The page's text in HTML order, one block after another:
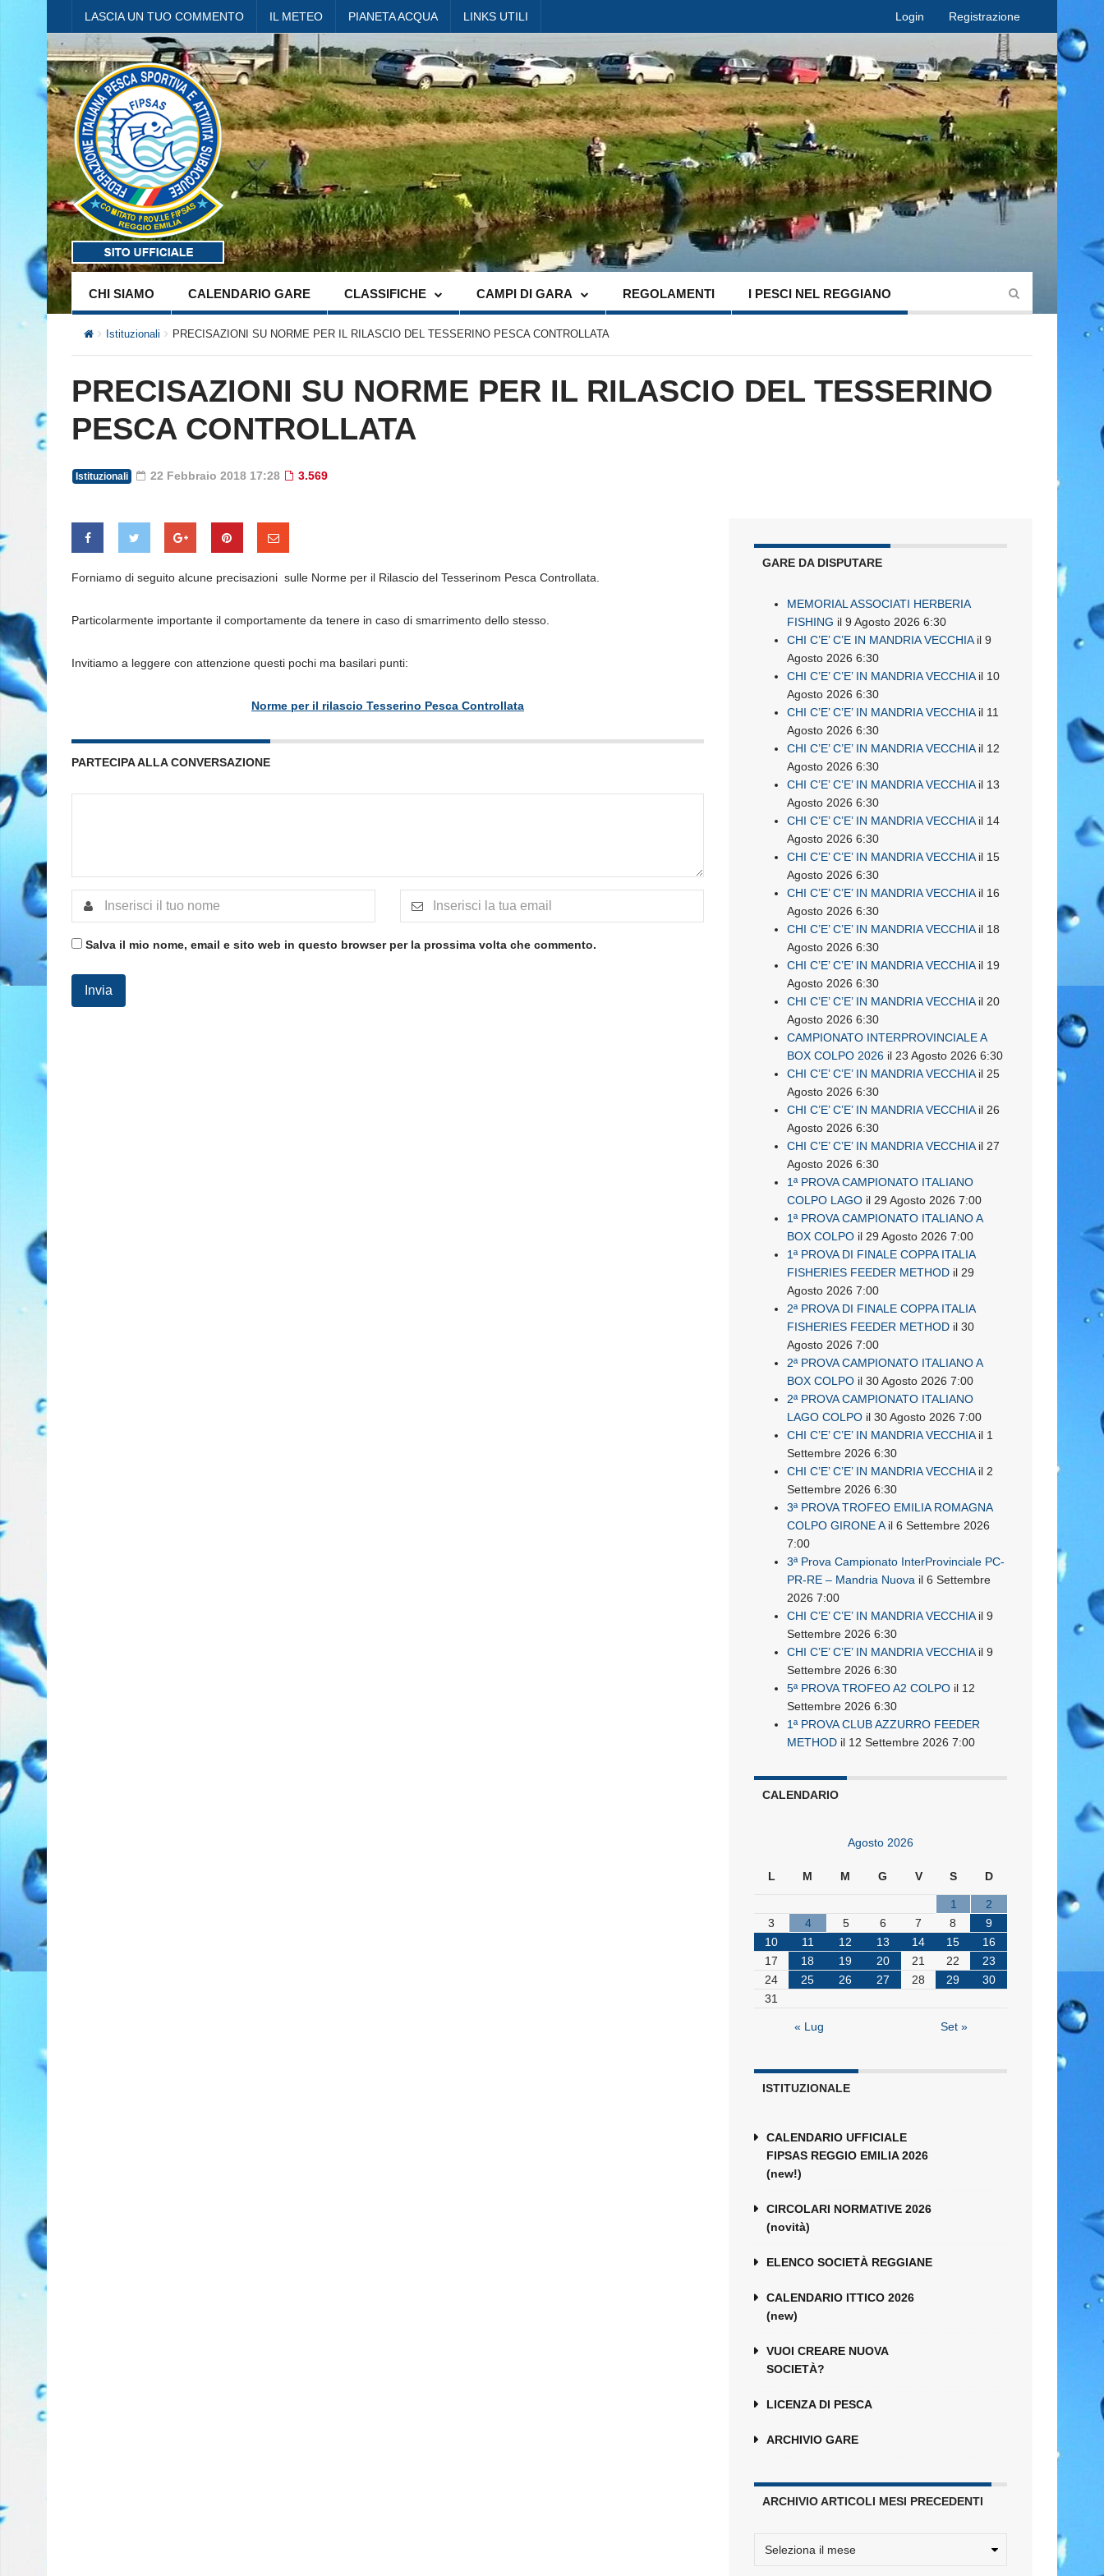
LASCIA UN TUO COMMENTO IL METEO PIANETA ACQUA LINKS UTILI Login Registrazione
CHI SIAMO CALENDARIO GARE CLASSIFICHE CAMPI DI GARA REGOLAMENTI I PESCI NEL REGGIANO
Istituzionali PRECISAZIONI SU NORME PER IL RILASCIO DEL TESSERINO PESCA CONTROLLATA
PRECISAZIONI SU NORME PER IL RILASCIO DEL TESSERINO
PESCA CONTROLLATA
Istituzionali 22 Febbraio 2018 17:28 3.569
Forniamo di seguito alcune precisazioni sulle Norme per il Rilascio del Tesserinom Pesca Controllata.
Particolarmente importante il comportamente da tenere in caso di smarrimento dello stesso.
Invitiamo a leggere con attenzione questi pochi ma basilari punti:
Norme per il rilascio Tesserino Pesca Controllata
PARTECIPA ALLA CONVERSAZIONE
Salva il mio nome, email e sito web in questo browser per la prossima volta che commento.
GARE DA DISPUTARE
MEMORIAL ASSOCIATI HERBERIA
FISHING il 9 Agosto 2026 6:30
CHI C’E’ C’E IN MANDRIA VECCHIAil 9
Agosto 2026 6:30
CHI C’E’ C’E’ IN MANDRIA VECCHIAil 10
Agosto 2026 6:30
CHI C’E’ C’E’ IN MANDRIA VECCHIAil 11
Agosto 2026 6:30
CHI C’E’ C’E’ IN MANDRIA VECCHIAil 12
Agosto 2026 6:30
CHI C’E’ C’E’ IN MANDRIA VECCHIAil 13
Agosto 2026 6:30
CHI C’E’ C’E’ IN MANDRIA VECCHIAil 14
Agosto 2026 6:30
CHI C’E’ C’E’ IN MANDRIA VECCHIAil 15
Agosto 2026 6:30
CHI C’E’ C’E’ IN MANDRIA VECCHIAil 16
Agosto 2026 6:30
CHI C’E’ C’E’ IN MANDRIA VECCHIAil 18
Agosto 2026 6:30
CHI C’E’ C’E’ IN MANDRIA VECCHIAil 19
Agosto 2026 6:30
CHI C’E’ C’E’ IN MANDRIA VECCHIAil 20
Agosto 2026 6:30
CAMPIONATO INTERPROVINCIALE A
BOX COLPO 2026 il 23 Agosto 2026 6:30
CHI C’E’ C’E’ IN MANDRIA VECCHIAil 25
Agosto 2026 6:30
CHI C’E’ C’E’ IN MANDRIA VECCHIAil 26
Agosto 2026 6:30
CHI C’E’ C’E’ IN MANDRIA VECCHIAil 27
Agosto 2026 6:30
1ª PROVA CAMPIONATO ITALIANO
COLPO LAGO il 29 Agosto 2026 7:00
1ª PROVA CAMPIONATO ITALIANO A
BOX COLPO il 29 Agosto 2026 7:00
1ª PROVA DI FINALE COPPA ITALIA
FISHERIES FEEDER METHOD il 29
Agosto 2026 7:00
2ª PROVA DI FINALE COPPA ITALIA
FISHERIES FEEDER METHOD il 30
Agosto 2026 7:00
2ª PROVA CAMPIONATO ITALIANO A
BOX COLPO il 30 Agosto 2026 7:00
2ª PROVA CAMPIONATO ITALIANO
LAGO COLPO il 30 Agosto 2026 7:00
CHI C’E’ C’E’ IN MANDRIA VECCHIAil 1
Settembre 2026 6:30
CHI C’E’ C’E’ IN MANDRIA VECCHIAil 2
Settembre 2026 6:30
3ª PROVA TROFEO EMILIA ROMAGNA
COLPO GIRONE Ail 6 Settembre 2026
7:00
3ª Prova Campionato InterProvinciale PC-
PR-RE – Mandria Nuova il 6 Settembre
2026 7:00
CHI C’E’ C’E’ IN MANDRIA VECCHIAil 9
Settembre 2026 6:30
CHI C’E’ C’E’ IN MANDRIA VECCHIAil 9
Settembre 2026 6:30
5ª PROVA TROFEO A2 COLPO il 12
Settembre 2026 6:30
1ª PROVA CLUB AZZURRO FEEDER
METHOD il 12 Settembre 2026 7:00
CALENDARIO
Agosto 2026
L M M G V S D
1
2
3
4 5 6 7 8
9
10
11 12 13 14 15
16
17
18 19 20 21 22
23
24
25 26 27 28 29
30
31
« Lug Set »
ISTITUZIONALE
CALENDARIO UFFICIALE
FIPSAS REGGIO EMILIA 2026
(new!)
CIRCOLARI NORMATIVE 2026
(novità)
ELENCO SOCIETÀ REGGIANE
CALENDARIO ITTICO 2026
(new)
VUOI CREARE NUOVA
SOCIETÀ?
LICENZA DI PESCA
ARCHIVIO GARE
ARCHIVIO ARTICOLI MESI PRECEDENTI